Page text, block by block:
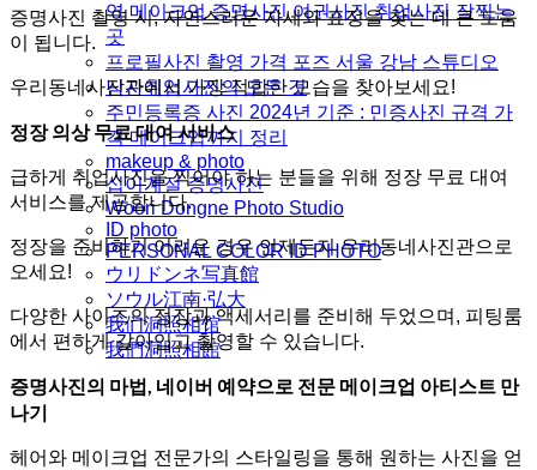
역 메이크업 증명사진 여권사진 취업사진 잘찍는
곳
프로필사진 촬영 가격 포즈 서울 강남 스튜디오
남자취업사진의 모든 것
주민등록증 사진 2024년 기준 : 민증사진 규격 가
격 메이크업까지 정리
makeup & photo
십이계절 증명사진
Woori Dongne Photo Studio
ID photo
PERSONAL COLOR ID PHOTO
ウリドンネ写真館
ソウル江南·弘大
我们洞照相馆
我們洞照相館
증명사진 촬영 시, 자연스러운 자세와 표정을 찾는 데 큰 도움
이 됩니다.
우리동네사진관에서 가장 적합한 모습을 찾아보세요!
정장 의상 무료 대여 서비스
급하게 취업사진을 찍어야 하는 분들을 위해 정장 무료 대여
서비스를 제공합니다.
정장을 준비하기 어려운 경우 언제든지 우리동네사진관으로
오세요!
다양한 사이즈의 정장과 액세서리를 준비해 두었으며, 피팅룸
에서 편하게 갈아입고 촬영할 수 있습니다.
증명사진의 마법, 네이버 예약으로 전문 메이크업 아티스트 만
나기
헤어와 메이크업 전문가의 스타일링을 통해 원하는 사진을 얻